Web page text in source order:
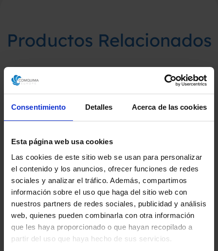
Consentimiento Detalles Acerca de las cookies
Esta página web usa cookies
Las cookies de este sitio web se usan para personalizar
el contenido y los anuncios, ofrecer funciones de redes
sociales y analizar el tráfico. Además, compartimos
información sobre el uso que haga del sitio web con
nuestros partners de redes sociales, publicidad y análisis
web, quienes pueden combinarla con otra información
que les haya proporcionado o que hayan recopilado a
partir del uso que haya hecho de sus servicios.
Productos Relacionados
DEPÓSITO FIBRA DE